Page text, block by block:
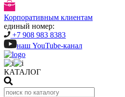
Корпоративным клиентам
единый номер:
+7 908 983 8383
наш YouTube-канал
КАТАЛОГ